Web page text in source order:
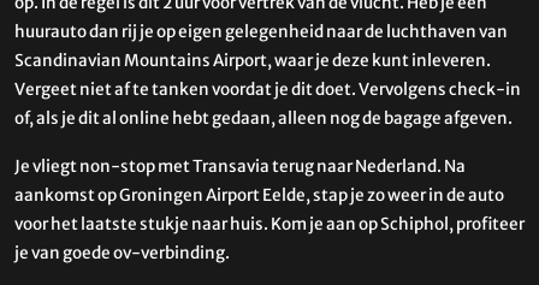
huurauto dan rij je op eigen gelegenheid naar de luchthaven van
Scandinavian Mountains Airport, waar je deze kunt inleveren.
Vergeet niet af te tanken voordat je dit doet. Vervolgens check-in
of, als je dit al online hebt gedaan, alleen nog de bagage afgeven.
Je vliegt non-stop met Transavia terug naar Nederland. Na
aankomst op Groningen Airport Eelde, stap je zo weer in de auto
voor het laatste stukje naar huis. Kom je aan op Schiphol, profiteer
je van goede ov-verbinding.